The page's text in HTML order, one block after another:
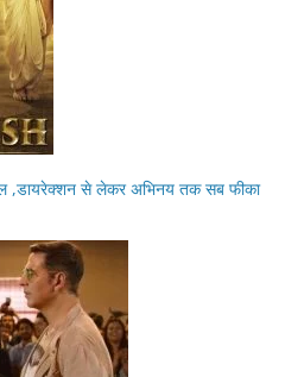
,डायरेक्शन से लेकर अभिनय तक सब फीका